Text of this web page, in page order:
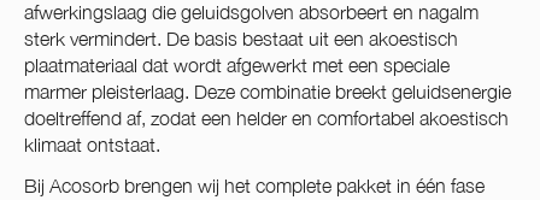
afwerkingslaag die geluidsgolven absorbeert en nagalm
sterk vermindert. De basis bestaat uit een akoestisch
plaatmateriaal dat wordt afgewerkt met een speciale
marmer pleisterlaag. Deze combinatie breekt geluidsenergie
doeltreffend af, zodat een helder en comfortabel akoestisch
klimaat ontstaat.
Bij Acosorb brengen wij het complete pakket in één fase